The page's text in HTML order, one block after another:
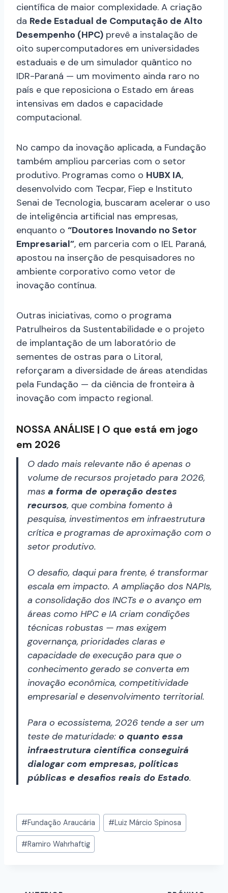
científica de maior complexidade. A criação
da Rede Estadual de Computação de Alto
Desempenho (HPC) prevê a instalação de
oito supercomputadores em universidades
estaduais e de um simulador quântico no
IDR-Paraná — um movimento ainda raro no
país e que reposiciona o Estado em áreas
intensivas em dados e capacidade
computacional.
No campo da inovação aplicada, a Fundação
também ampliou parcerias com o setor
produtivo. Programas como o HUBX IA,
desenvolvido com Tecpar, Fiep e Instituto
Senai de Tecnologia, buscaram acelerar o uso
de inteligência artificial nas empresas,
enquanto o “Doutores Inovando no Setor
Empresarial”, em parceria com o IEL Paraná,
apostou na inserção de pesquisadores no
ambiente corporativo como vetor de
inovação contínua.
Outras iniciativas, como o programa
Patrulheiros da Sustentabilidade e o projeto
de implantação de um laboratório de
sementes de ostras para o Litoral,
reforçaram a diversidade de áreas atendidas
pela Fundação — da ciência de fronteira à
inovação com impacto regional.
NOSSA ANÁLISE | O que está em jogo
em 2026
O dado mais relevante não é apenas o
volume de recursos projetado para 2026,
mas a forma de operação destes
recursos, que combina fomento à
pesquisa, investimentos em infraestrutura
crítica e programas de aproximação com o
setor produtivo.
O desafio, daqui para frente, é transformar
escala em impacto. A ampliação dos NAPIs,
a consolidação dos INCTs e o avanço em
áreas como HPC e IA criam condições
técnicas robustas — mas exigem
governança, prioridades claras e
capacidade de execução para que o
conhecimento gerado se converta em
inovação econômica, competitividade
empresarial e desenvolvimento territorial.
Para o ecossistema, 2026 tende a ser um
teste de maturidade: o quanto essa
infraestrutura científica conseguirá
dialogar com empresas, políticas
públicas e desafios reais do Estado.
#Fundação Araucária #Luiz Márcio Spinosa
#Ramiro Wahrhaftig